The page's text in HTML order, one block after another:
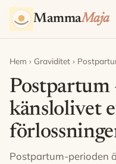
Hoppa till innehåll
MammaMaja
Hem › Graviditet ›
Postpartum
känslolivet
Postpartum-perioden